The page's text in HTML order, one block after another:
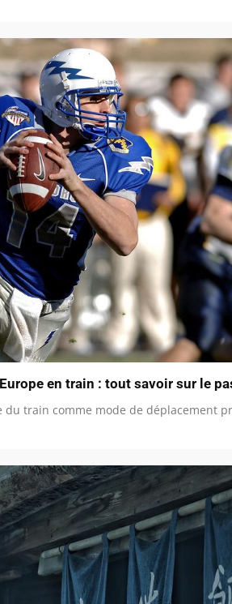
en train : tout savoir sur le
du train comme mode de déplacement